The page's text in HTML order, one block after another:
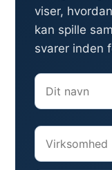
viser,
kan spille
svarer inden